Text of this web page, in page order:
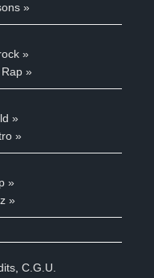
»
»
»
»
»
»
»
C.G.U.